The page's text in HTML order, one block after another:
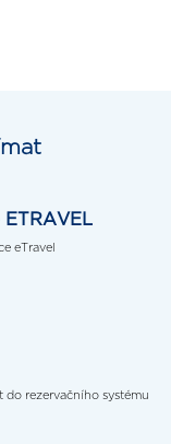
eTravel
rezervačního systému